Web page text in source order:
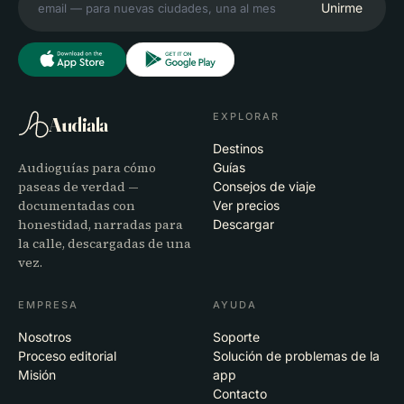
Unirme
Audiala
Audioguías para cómo
paseas de verdad —
documentadas con
honestidad, narradas para
la calle, descargadas de una
vez.
EXPLORAR
Destinos
Guías
Consejos de viaje
Ver precios
Descargar
EMPRESA
Nosotros
Proceso editorial
Misión
AYUDA
Soporte
Solución de problemas de la
app
Contacto